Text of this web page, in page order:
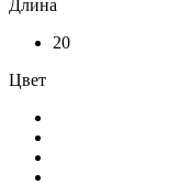
Длина
20
Цвет